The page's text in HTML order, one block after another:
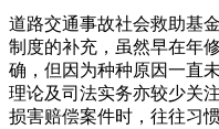
道路交通事故社会救助基
制度的补充，虽然早在年
确，但因为种种原因一直
理论及司法实务亦较少关
损害赔偿案件时，往往习